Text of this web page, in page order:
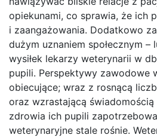
opiekunami, co sprawia, że ich
i zaangażowania. Dodatkowo
dużym uznaniem społecznym –
wysiłek lekarzy weterynarii w
pupili. Perspektywy zawodowe
obiecujące; wraz z rosnącą
oraz wzrastającą świadomością
zdrowia ich pupili
weterynaryjne stale rośnie.